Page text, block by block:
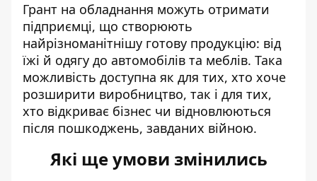
Грант на обладнання можуть отримати
підприємці, що створюють
найрізноманітнішу готову продукцію: від
їжі й одягу до автомобілів та меблів. Така
можливість доступна як для тих, хто хоче
розширити виробництво, так і для тих,
хто відкриває бізнес чи відновлюються
після пошкоджень, завданих війною.
Які ще умови змінились